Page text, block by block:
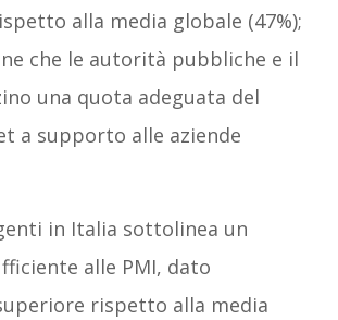
alla media globale (47%);
che le autorità pubbliche e il
una quota adeguata del
a supporto alle aziende
in Italia sottolinea un
alle PMI, dato
rispetto alla media